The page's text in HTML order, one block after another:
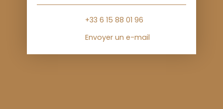
+33 6 15 88 01 96
Envoyer un e-mail